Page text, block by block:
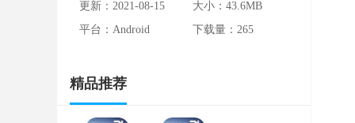
更新：2021-08-15
大小：43.6MB
平台：Android
下载量： 265
精品推荐